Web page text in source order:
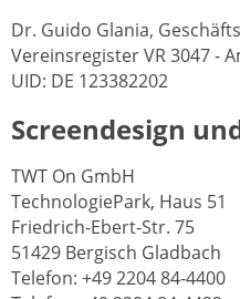
Dr. Guido Glania,
Vereinsregister VR 3047 -
UID: DE 123382202
Screendesign
TWT On GmbH
TechnologiePark, Haus 51
Friedrich-Ebert-Str. 75
51429 Bergisch Gladbach
Telefon: +49 2204 84-4400